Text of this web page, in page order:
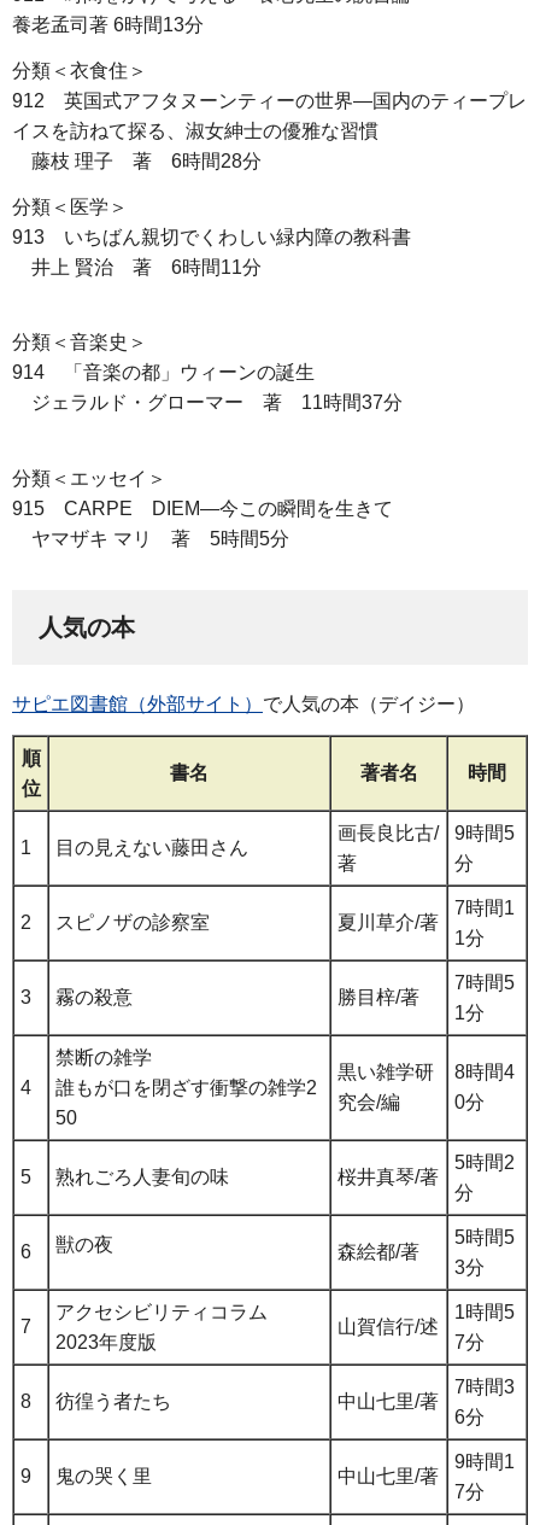
養老孟司著 6時間13分
分類＜衣食住＞
912 英国式アフタヌーンティーの世界―国内のティープレ
イスを訪ねて探る、淑女紳士の優雅な習慣
藤枝 理子 著 6時間28分
分類＜医学＞
913 いちばん親切でくわしい緑内障の教科書
井上 賢治 著 6時間11分
分類＜音楽史＞
914 「音楽の都」ウィーンの誕生
ジェラルド・グローマー 著 11時間37分
分類＜エッセイ＞
915 CARPE DIEM―今この瞬間を生きて
ヤマザキ マリ 著 5時間5分
人気の本
サピエ図書館（外部サイト） で人気の本（デイジー）
順
位
書名 著者名 時間
1 目の見えない藤田さん
画長良比古/
著
9時間5
分
2 スピノザの診察室 夏川草介/著
7時間1
1分
3 霧の殺意 勝目梓/著
7時間5
1分
4
禁断の雑学
誰もが口を閉ざす衝撃の雑学2
50
黒い雑学研
究会/編
8時間4
0分
5 熟れごろ人妻旬の味 桜井真琴/著
5時間2
分
6 獣の夜 森絵都/著
5時間5
3分
7
アクセシビリティコラム
2023年度版
山賀信行/述
1時間5
7分
8 彷徨う者たち 中山七里/著
7時間3
6分
9 鬼の哭く里 中山七里/著
9時間1
7分